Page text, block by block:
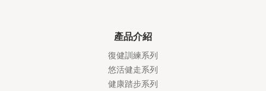
產品介紹
復健訓練系列
悠活健走系列
健康踏步系列